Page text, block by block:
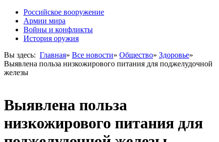
Российское вооружение
Армии мира
Войны и конфликты
История оружия
Вы здесь: Главная» Все новости» Общество» Здоровье»
Выявлена польза низкожирового питания для поджелудочной
железы
Выявлена польза
низкожирового питания для